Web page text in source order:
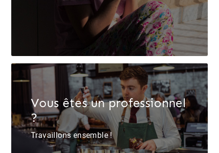
Vous êtes un professionnel
?
Travaillons ensemble !